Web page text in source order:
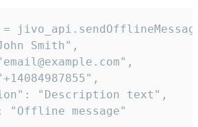
Smith",
"Description text",
"Offline message"